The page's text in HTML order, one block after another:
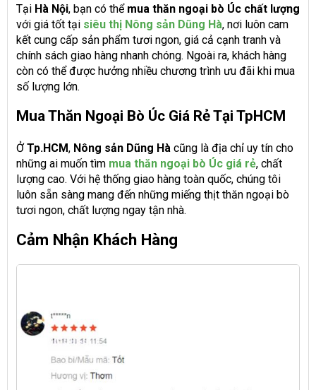
Tại Hà Nội, bạn có thể mua thăn ngoại bò Úc chất lượng
với giá tốt tại siêu thị Nông sản Dũng Hà, nơi luôn cam
kết cung cấp sản phẩm tươi ngon, giá cả cạnh tranh và
chính sách giao hàng nhanh chóng. Ngoài ra, khách hàng
còn có thể được hưởng nhiều chương trình ưu đãi khi mua
số lượng lớn.
Mua Thăn Ngoại Bò Úc Giá Rẻ Tại TpHCM
ỞTp.HCM, Nông sản Dũng Hà cũng là địa chỉ uy tín cho
những ai muốn tìm mua thăn ngoại bò Úc giá rẻ, chất
lượng cao. Với hệ thống giao hàng toàn quốc, chúng tôi
luôn sẵn sàng mang đến những miếng thịt thăn ngoại bò
tươi ngon, chất lượng ngay tận nhà.
Cảm Nhận Khách Hàng